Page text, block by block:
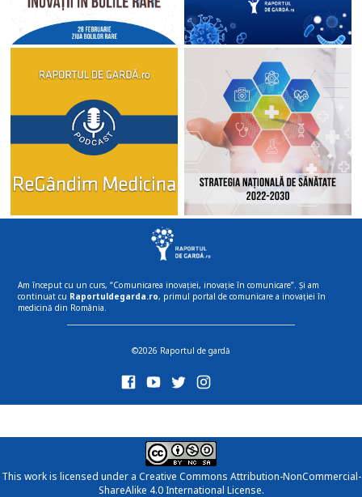
Am început cu un curs, “Comunicarea inovației, inovație în comunicare”. Și am
continuat cu Raportuldegarda.ro, primul portal de comunicare a inovației în
medicină din România.
©2026 Raportul de gardă
This work is licensed under a Creative Commons Attribution-NonCommercial-
ShareAlike 4.0 International License.